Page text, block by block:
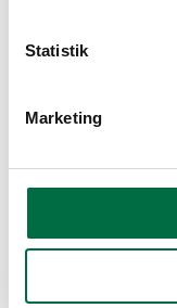
Statistik
Marketing